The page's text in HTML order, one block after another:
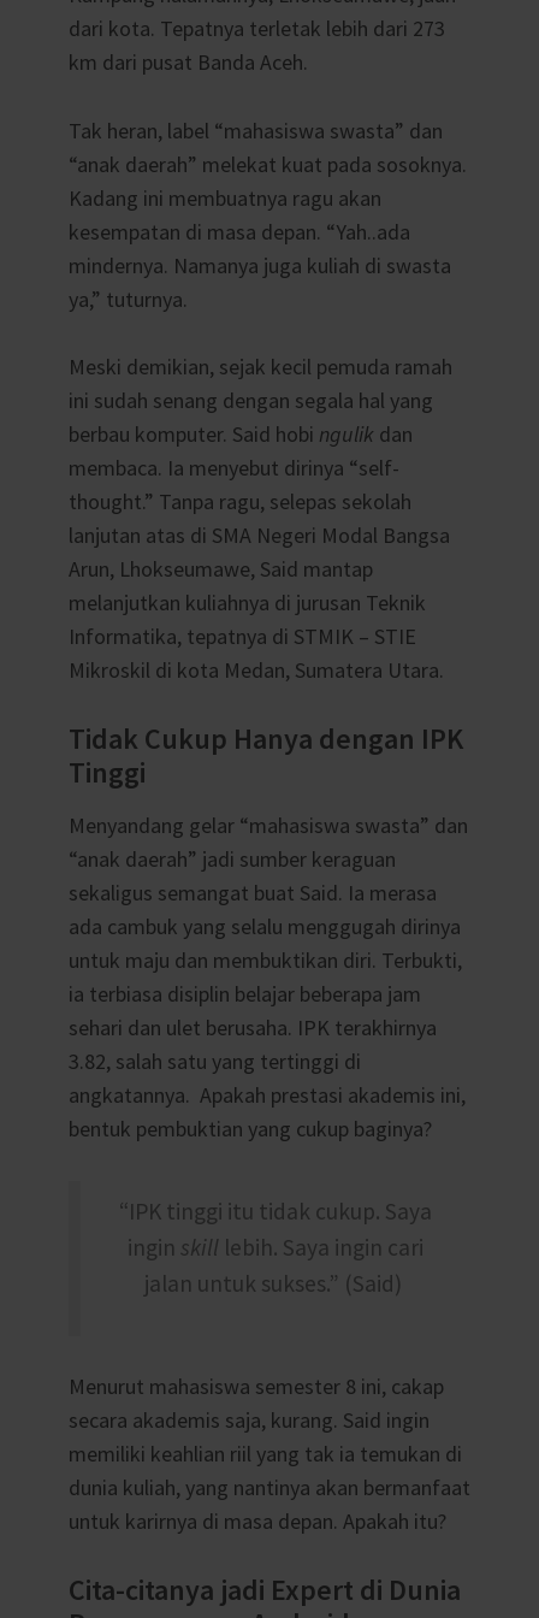
dari kota. Tepatnya terletak lebih dari 273
km dari pusat Banda Aceh.
Tak heran, label “mahasiswa swasta” dan
“anak daerah” melekat kuat pada sosoknya.
Kadang ini membuatnya ragu akan
kesempatan di masa depan. “Yah..ada
mindernya. Namanya juga kuliah di swasta
ya,” tuturnya.
Meski demikian, sejak kecil pemuda ramah
ini sudah senang dengan segala hal yang
berbau komputer. Said hobi ngulik dan
membaca. Ia menyebut dirinya “self-
thought.” Tanpa ragu, selepas sekolah
lanjutan atas di SMA Negeri Modal Bangsa
Arun, Lhokseumawe, Said mantap
melanjutkan kuliahnya di jurusan Teknik
Informatika, tepatnya di STMIK – STIE
Mikroskil di kota Medan, Sumatera Utara.
Tidak Cukup Hanya dengan IPK
Tinggi
Menyandang gelar “mahasiswa swasta” dan
“anak daerah” jadi sumber keraguan
sekaligus semangat buat Said. Ia merasa
ada cambuk yang selalu menggugah dirinya
untuk maju dan membuktikan diri. Terbukti,
ia terbiasa disiplin belajar beberapa jam
sehari dan ulet berusaha. IPK terakhirnya
3.82, salah satu yang tertinggi di
angkatannya. Apakah prestasi akademis ini,
bentuk pembuktian yang cukup baginya?
“IPK tinggi itu tidak cukup. Saya
ingin skill lebih. Saya ingin cari
jalan untuk sukses.” (Said)
Menurut mahasiswa semester 8 ini, cakap
secara akademis saja, kurang. Said ingin
memiliki keahlian riil yang tak ia temukan di
dunia kuliah, yang nantinya akan bermanfaat
untuk karirnya di masa depan. Apakah itu?
Cita-citanya jadi Expert di Dunia